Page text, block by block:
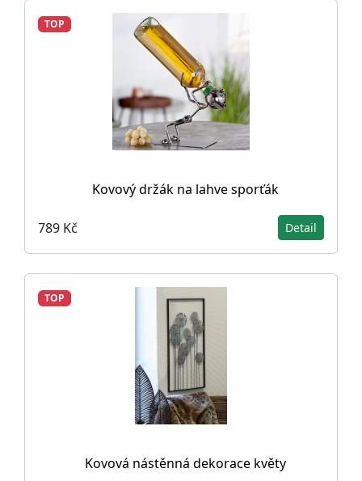
TOP
Kovový držák na lahve sporťák
789 Kč Detail
TOP
Kovová nástěnná dekorace květy